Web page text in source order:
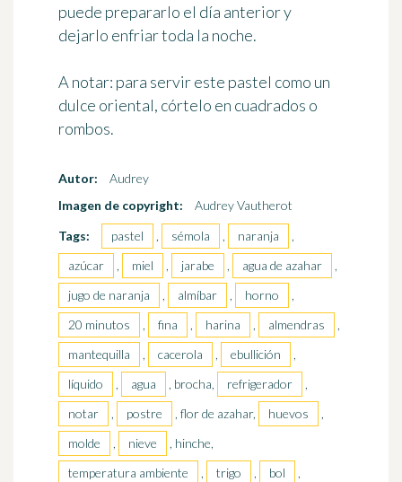
puede prepararlo el día anterior y
dejarlo enfriar toda la noche.
A notar: para servir este pastel como un
dulce oriental, córtelo en cuadrados o
rombos.
Autor:
Audrey
Imagen de copyright:
Audrey Vautherot
Tags:
pastel , sémola , naranja
,
azúcar
, miel , jarabe , agua de azahar
,
jugo de naranja
, almíbar , horno
,
20 minutos
, fina , harina , almendras
,
mantequilla
, cacerola , ebullición
,
líquido
, agua , brocha, refrigerador
,
notar
, postre , flor de azahar, huevos
,
molde
, nieve
, hinche,
temperatura ambiente
, trigo , bol
,